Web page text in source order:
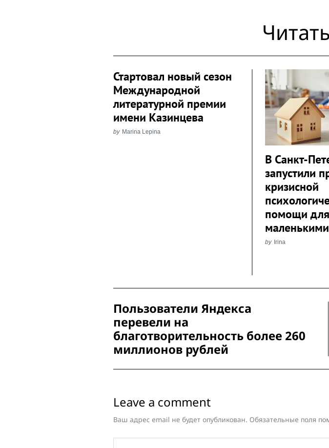
Стартовал новый сезон
Международной
литературной премии
имени Казинцева
by Marina Lepina
В Санкт-
запустили
кризисной
помощи
by Irina
Post
Navigation
Пользователи Яндекса
перевели на
благотворительность более 260
миллионов рублей
Leave a comment
Ваш адрес email не будет опубликован. Обязательные поля